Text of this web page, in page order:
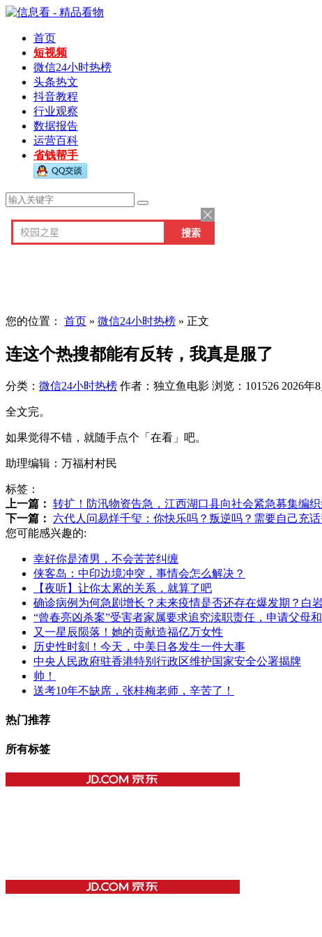
首页
短视频
微信24小时热榜
头条热文
抖音教程
行业观察
数据报告
运营百科
省钱帮手
您的位置： 首页 » 微信24小时热榜 » 正文
连这个热搜都能有反转，我真是服了
分类： 微信24小时热榜 作者：独立鱼电影 浏览：101526 2026年
全文完。
如果觉得不错，就随手点个「在看」吧。
助理编辑：万福村村民
标签：
上一篇： 转扩！防汛物资告急，江西湖口县向社会紧急募集编织
下一篇：
六代人问易烊千玺：你快乐吗？叛逆吗？需要自己充话
您可能感兴趣的:
幸好你是渣男，不会苦苦纠缠
侠客岛：中印边境冲突，事情会怎么解决？
【夜听】让你太累的关系，就算了吧
确诊病例为何急剧增长？未来疫情是否还存在爆发期？白
“曾春亮凶杀案”受害者家属要求追究渎职责任，申请父母
又一星辰陨落！她的贡献造福亿万女性
历史性时刻！今天，中美日各发生一件大事
中央人民政府驻香港特别行政区维护国家安全公署揭牌
帅！
送考10年不缺席，张桂梅老师，辛苦了！
热门推荐
所有标签